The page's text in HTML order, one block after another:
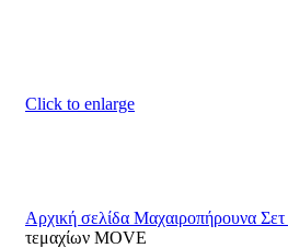
Click to enlarge
Αρχική σελίδα Μαχαιροπήρουνα Σετ
τεμαχίων MOVE